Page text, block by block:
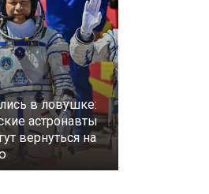
в ловушке:
астронавты
вернуться на